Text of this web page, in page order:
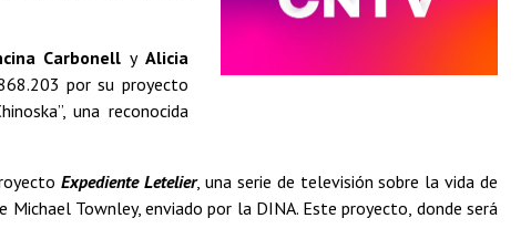
Carbonelly Alicia
por su proyecto
una reconocida
Expediente Letelier, una serie de televisión sobre la vida de
Townley, enviado por la DINA. Este proyecto, donde será